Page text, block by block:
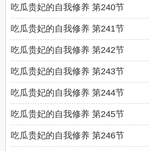
吃瓜贵妃的自我修养 第240节
吃瓜贵妃的自我修养 第241节
吃瓜贵妃的自我修养 第242节
吃瓜贵妃的自我修养 第243节
吃瓜贵妃的自我修养 第244节
吃瓜贵妃的自我修养 第245节
吃瓜贵妃的自我修养 第246节